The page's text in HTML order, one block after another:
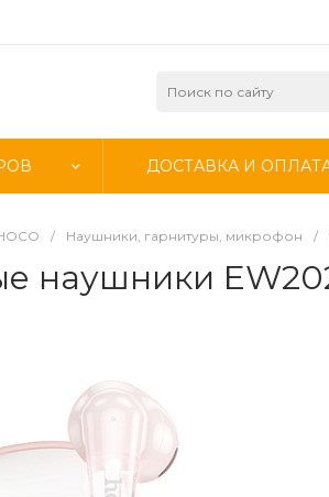
ДОСТАВКА И
/ Наушники, гарнитуры, микрофон /
наушники